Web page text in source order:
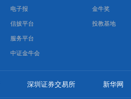
电子报
信披平台
服务平台
中证金牛会
金牛奖
投教基地
深圳证券交易所 新华网